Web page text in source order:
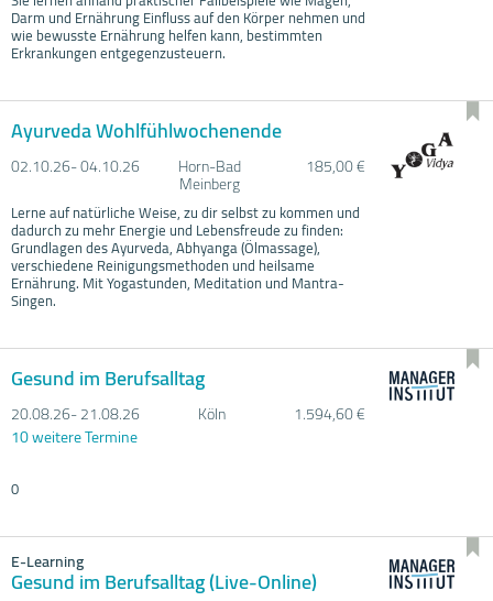
Darm und Ernährung Einfluss auf den Körper nehmen und
wie bewusste Ernährung helfen kann, bestimmten
Erkrankungen entgegenzusteuern.
Ayurveda Wohlfühlwochenende
02.10.26- 04.10.26 Horn-Bad
Meinberg
185,00 €
Lerne auf natürliche Weise, zu dir selbst zu kommen und
dadurch zu mehr Energie und Lebensfreude zu finden:
Grundlagen des Ayurveda, Abhyanga (Ölmassage),
verschiedene Reinigungsmethoden und heilsame
Ernährung. Mit Yogastunden, Meditation und Mantra-
Singen.
Gesund im Berufsalltag
20.08.26- 21.08.26 Köln
1.594,60 €
10 weitere Termine
0
E-Learning
Gesund im Berufsalltag (Live-Online)